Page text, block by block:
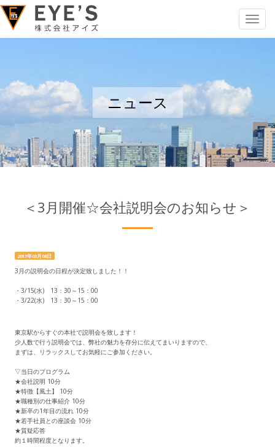
Toggle
ニュース
＜3月開催☆会社説明会のお知らせ＞
2017年03月08日
3月の説明会の日程が決定致しました！！
・3/15(水) 13：30～15：00
・3/22(水) 13：30～15：00
東京駅からすぐの本社で説明会を致します！
少人数で行う説明会では、弊社の魅力を存分に伝えてまいりますので、
まずは、リラックスしてお気軽にご参加ください。
▽当日のプログラム
★会社説明 10分
★特徴【風土】 10分
★職種別の仕事紹介 10分
★新卒の1年目の流れ 10分
★若手社員との座談会 10分
★質疑応答
約１時間程度となります。